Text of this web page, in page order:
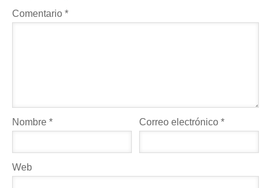
Comentario *
Nombre * Correo electrónico*
Web